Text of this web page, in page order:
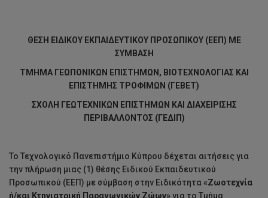
ΘΕΣΗ ΕΙΔΙΚΟΥ ΕΚΠΑΙΔΕΥΤΙΚΟΥ ΠΡΟΣΩΠΙΚΟΥ (ΕΕΠ) ΜΕ
ΣΥΜΒΑΣΗ
ΤΜΗΜΑ ΓΕΩΠΟΝΙΚΩΝ ΕΠΙΣΤΗΜΩΝ, ΒΙΟΤΕΧΝΟΛΟΓΙΑΣ ΚΑΙ
ΕΠΙΣΤΗΜΗΣ ΤΡΟΦΙΜΩΝ (ΓΕΒΕΤ)
ΣΧΟΛΗ ΓΕΩΤΕΧΝΙΚΩΝ ΕΠΙΣΤΗΜΩΝ ΚΑΙ ΔΙΑΧΕΙΡΙΣΗΣ
ΠΕΡΙΒΑΛΛΟΝΤΟΣ (ΓΕΔΙΠ)
Το Τεχνολογικό Πανεπιστήμιο Κύπρου δέχεται αιτήσεις για
την πλήρωση μιας (1) θέσης Ειδικού Εκπαιδευτικού
Προσωπικού (ΕΕΠ) με σύμβαση στην Ειδικότητα «Ζωοτεχνία
ή/και Κτηνιατρική Παραγωγικών Ζώων»για το Τμήμα